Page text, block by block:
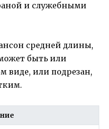
и служебными
средней длины,
быть или
виде, или подрезан,